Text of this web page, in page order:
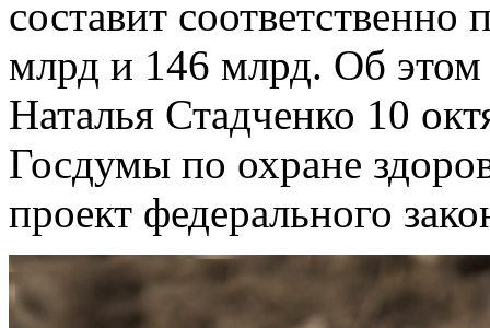
составит
млрд и 146 млрд. Об
Наталья Стадченко 10
Госдумы по охране
проект федерального